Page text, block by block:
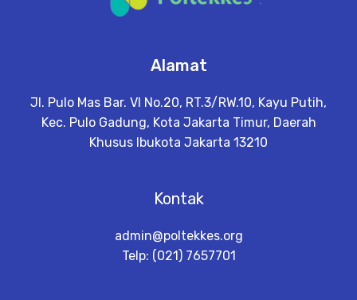
Alamat
Jl. Pulo Mas Bar. VI No.20, RT.3/RW.10, Kayu Putih,
Kec. Pulo Gadung, Kota Jakarta Timur, Daerah
Khusus Ibukota Jakarta 13210
Kontak
admin@poltekkes.org
Telp: (021) 7657701